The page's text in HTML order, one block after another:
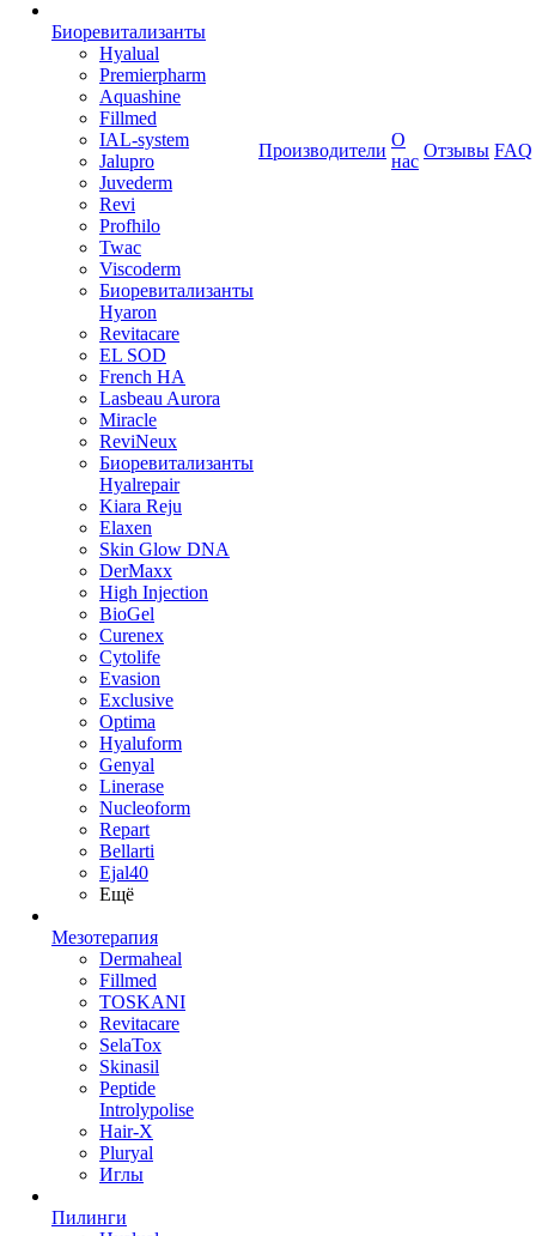
Биоревитализанты
Hyalual
Premierpharm
Aquashine
Fillmed
IAL-system
Jalupro
Juvederm
Revi
Profhilo
Twac
Viscoderm
Биоревитализанты
Hyaron
Revitacare
EL SOD
French HA
Lasbeau Aurora
Miracle
ReviNeux
Биоревитализанты
Hyalrepair
Kiara Reju
Elaxen
Skin Glow DNA
DerMaxx
High Injection
BioGel
Curenex
Cytolife
Evasion
Exclusive
Optima
Hyaluform
Genyal
Linerase
Nucleoform
Repart
Bellarti
Ejal40
Ещё
Мезотерапия
Dermaheal
Fillmed
TOSKANI
Revitacare
SelaTox
Skinasil
Peptide
Introlypolise
Hair-X
Pluryal
Иглы
Пилинги
Производители
О
нас
Отзывы FAQ